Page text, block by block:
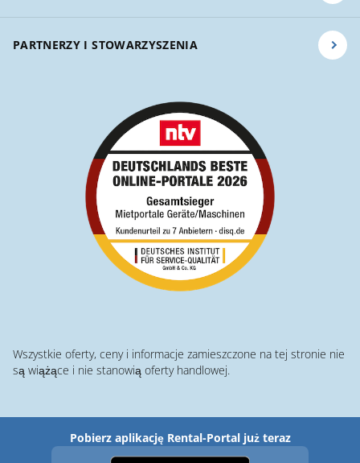
PARTNERZY I STOWARZYSZENIA
Wszystkie oferty, ceny i informacje zamieszczone na tej stronie nie
są wiążące i nie stanowią oferty handlowej.
Pobierz aplikację Rental-Portal już teraz